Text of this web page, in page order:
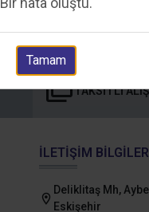
TAKSITLI
İLETIŞIM
Deliklitaş Mh,
Eskişehir
Tamam